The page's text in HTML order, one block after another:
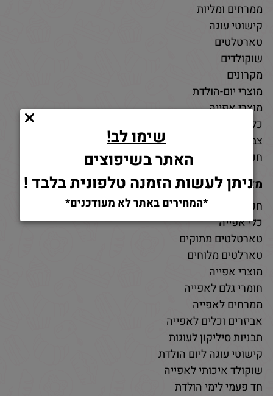
ממרחים ומליות
קישוטי עוגה
טארטלטים
שוקולדים
מקרונים
מוצרי יום-הולדת
מוצרי אפייה
כלי אפייה
צבעי מאכל
חנות חומרי גלם לאפייה
מאמרים
חנות למוצרי אפייה
כלי אפייה
טארטלטים מתוקים
טארלטים מלוחים
מוצרי אפייה
חומרי גלם לאפייה
ממרחים לאפייה
אביזרים וכלים לאפייה
תבניות סיליקון לעוגות
קישוטי עוגה ליום הולדת
שוקולד איכותי לאפייה
חד פעמי לימי הולדת
שימו לב!
האתר בשיפוצים
ניתן לעשות הזמנה טלפונית בלבד !
*המחירים באתר לא מעודכנים*